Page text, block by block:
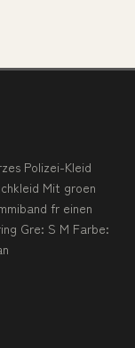
Polizei-Kleid
Mit groen
fr einen
Gre: S M Farbe: